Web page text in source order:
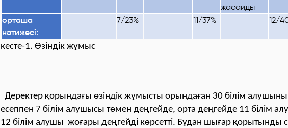
жасайды
орташа
нәтижесі:
7/23% 11/37% 12/
кесте-1. Өзіндік жұмыс
Деректер қорындағы өзіндік жұмысты орындаған 30 білім
есеппен 7 білім алушысы төмен деңгейде, орта деңгейде 11 білім
12 білім алушы жоғары деңгейді көрсетті. Бұдан шығар қорытынды